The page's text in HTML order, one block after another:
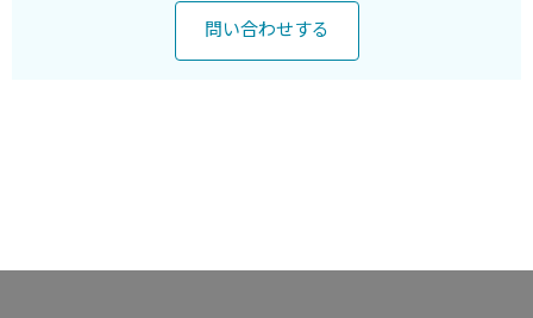
問い合わせする